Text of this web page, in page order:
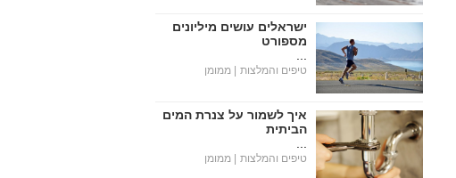
ישראלים עושים מיליונים
מספורט
טיפים והמלצות | ממומן
איך לשמור על צנרת המים
הביתית
טיפים והמלצות | ממומן